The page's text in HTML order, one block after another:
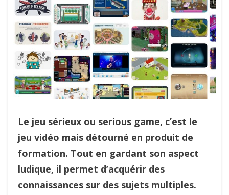
Le jeu sérieux ou serious game, c’est le
jeu vidéo mais détourné en produit de
formation. Tout en gardant son aspect
ludique, il permet d’acquérir des
connaissances sur des sujets multiples.